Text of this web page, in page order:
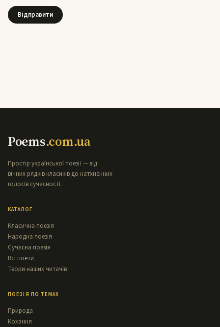
Poems.com.ua
Простір української поезії — від
вічних рядків класиків до натхненних
голосів сучасності.
КАТАЛОГ
Класична поезія
Народна поезія
Сучасна поезія
Всі поети
Твори наших читачів
ПОЕЗІЯ ПО ТЕМАХ
Природа
Кохання